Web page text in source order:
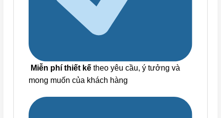
Miễn phí thiết kế theo yêu cầu, ý tưởng và
mong muốn của khách hàng